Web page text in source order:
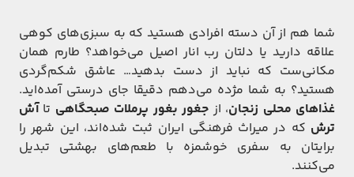
شما هم از آن دسته افرادی هستید که به سبزی‌های کوهی
علاقه دارید یا دلتان رب انار اصیل می‌خواهد؟ طارم همان
مکانی‌ست که نباید از دست بدهید… عاشق شکم‌گردی
هستید؟ به شما مژده می‌دهم دقیقا جای درستی آمده‌اید.
غذاهای محلی زنجان، از جغور بغور پرملات صبحگاهی تاآش
ترش که در میراث فرهنگی ایران ثبت شده‌اند، این شهر را
برایتان به سفری خوشمزه با طعم‌های بهشتی تبدیل
می‌کنند.